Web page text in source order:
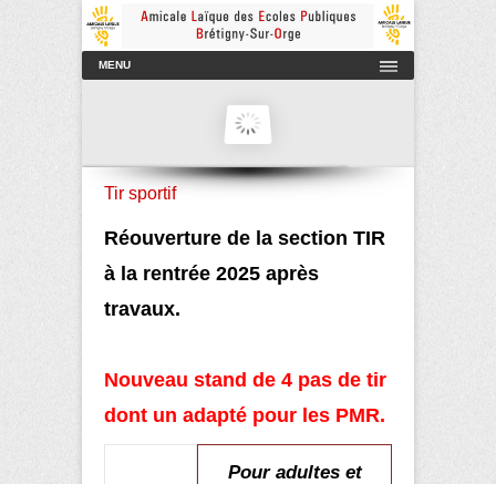
AmicaleLaiqueBretigny
Amicale Laïque des Ecoles Publiques de Brétigny-sur-Orge
Menu principal
Aller au contenu
MENU
Tir sportif
Réouverture de la section TIR
à la rentrée 2025 après
travaux.
Nouveau stand de 4 pas de tir
dont un adapté pour les PMR.
Pour adultes et